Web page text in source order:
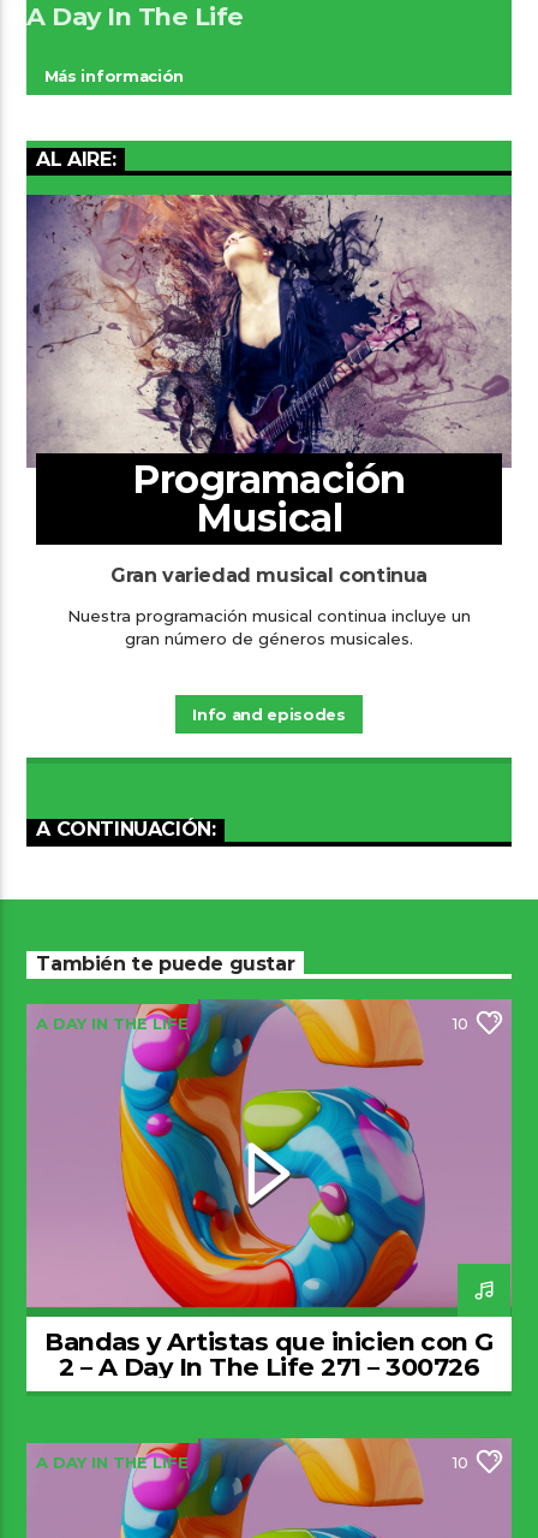
A Day In The Life
Más información
AL AIRE:
Programación
Musical
Gran variedad musical continua
Nuestra programación musical continua incluye un
gran número de géneros musicales.
Info and episodes
A CONTINUACIÓN:
También te puede gustar
A DAY IN THE LIFE 10
Bandas y Artistas que inicien con G
2 – A Day In The Life 271 – 300726
A DAY IN THE LIFE 10